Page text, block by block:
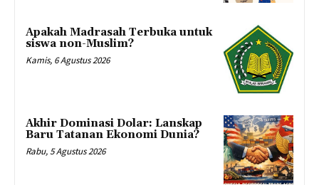
Apakah Madrasah Terbuka untuk
siswa non-Muslim?
Kamis, 6 Agustus 2026
Akhir Dominasi Dolar: Lanskap
Baru Tatanan Ekonomi Dunia?
Rabu, 5 Agustus 2026